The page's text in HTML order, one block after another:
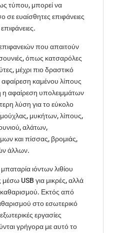
τύπου, μπορεί να
σε ευαίσθητες επιφάνειες
που απαιτούν
όπως κατσαρόλες
μέχρι πιο δραστικό
καμένου λίπους
η αφαίρεση υπολειμμάτων
λύση για το εύκολο
μυκήτων, λίπους,
αλάτων,
και πίσσας, βρομιάς,
άλλων.
ιόντων λιθίου
USB για μικρές, αλλά
Εκτός από
στο εσωτερικό
εργασίες
γρήγορα με αυτό το